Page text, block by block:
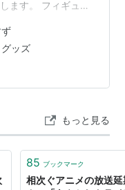
ます。 フィギュア
景 まとめ フィギ
年5月に発売予
予約受付は2024年
方は、早めの予約を
ッズ
もっと見る
85 ブックマーク
相次ぐアニメの放送